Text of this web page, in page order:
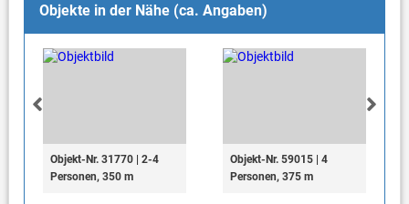
Objekte in der Nähe (ca. Angaben)
Objekt-Nr. 31770 | 2-4
Personen, 350 m
Objekt-Nr. 59015 | 4
Personen, 375 m